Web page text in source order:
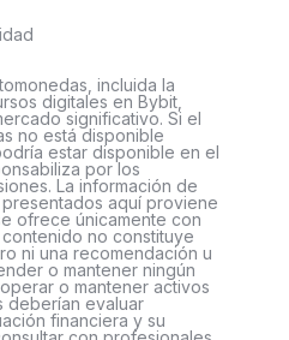
incluida la
digitales en Bybit,
significativo. Si el
no está disponible
estar disponible en el
por los
La información de
aquí proviene
ofrece únicamente con
no constituye
ni una recomendación u
o mantener ningún
o mantener activos
deberían evaluar
financiera y su